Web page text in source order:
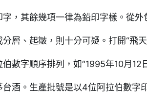
字，其餘幾項一律為鉛印字樣。從
分層、起皺，則十分可疑。打開“飛
伯數字順序排列，如“1995年10月
台酒。生產批號是以4位阿拉伯數字